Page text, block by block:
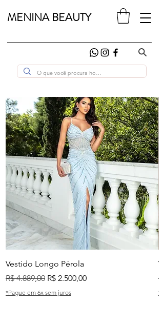
MENINA BEAUTY
Vestido Longo Pérola
Preço normal
R$ 4.889,00 Preço promocional
R$ 2.500,00
*Pague em 6x sem juros